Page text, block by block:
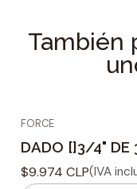
Tipo de dado :
Material
Peso : 669
También
FORCE
DADO []3/4" DE
$9.974 CLP(IVA